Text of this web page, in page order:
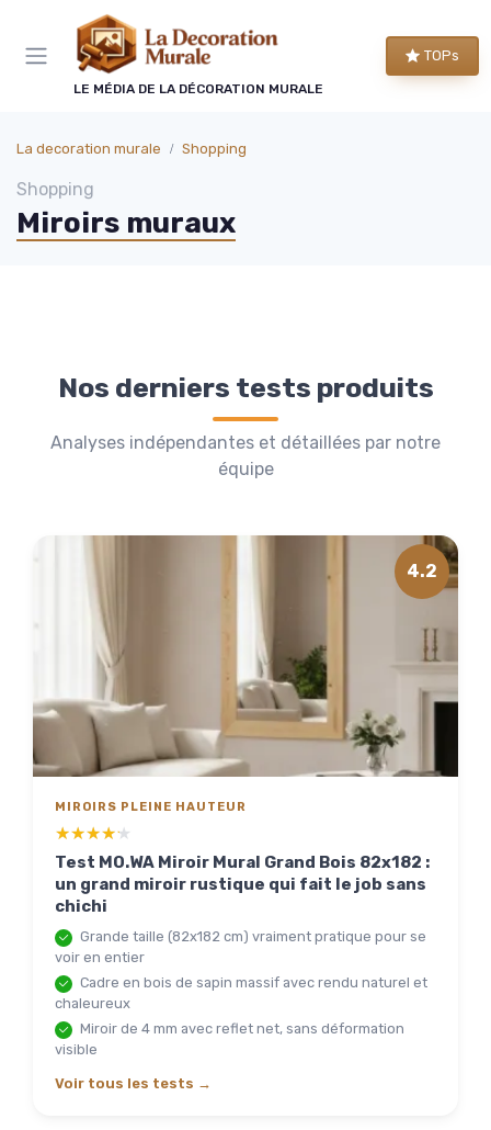
LE MÉDIA DE LA DÉCORATION MURALE
TOPs
La decoration murale Shopping
Shopping
Miroirs muraux
Nos derniers tests produits
Analyses indépendantes et détaillées par notre
équipe
4.2
MIROIRS PLEINE HAUTEUR
★★★★★
★★★★★
Test MO.WA Miroir Mural Grand Bois 82x182 :
un grand miroir rustique qui fait le job sans
chichi
Grande taille (82x182 cm) vraiment pratique pour se
voir en entier
Cadre en bois de sapin massif avec rendu naturel et
chaleureux
Miroir de 4 mm avec reflet net, sans déformation
visible
Voir tous les tests →
Panneau de gestion des cookies